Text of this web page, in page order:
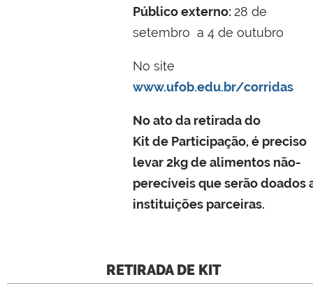
Público externo: 28 de
setembro a 4 de outubro
No site
www.ufob.edu.br/corridas
No ato da retirada do
Kit de Participação, é preciso
levar 2kg de alimentos não-
perecíveis que serão doados
instituições parceiras.
RETIRADA DE KIT